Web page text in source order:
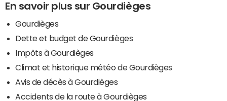
En savoir plus sur Gourdièges
Gourdièges
Dette et budget de Gourdièges
Impôts à Gourdièges
Climat et historique météo de Gourdièges
Avis de décès à Gourdièges
Accidents de la route à Gourdièges